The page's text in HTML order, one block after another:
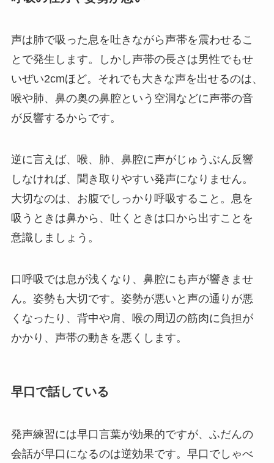
声は肺で吸った息を吐きながら声帯を震わせるこ
とで発生します。しかし声帯の長さは男性でもせ
いぜい2cmほど。それでも大きな声を出せるのは、
喉や肺、鼻の奥の鼻腔という空洞などに声帯の音
が反響するからです。
逆に言えば、喉、肺、鼻腔に声がじゅうぶん反響
しなければ、聞き取りやすい発声になりません。
大切なのは、お腹でしっかり呼吸すること。息を
吸うときは鼻から、吐くときは口から出すことを
意識しましょう。
口呼吸では息が浅くなり、鼻腔にも声が響きませ
ん。姿勢も大切です。姿勢が悪いと声の通りが悪
くなったり、背中や肩、喉の周辺の筋肉に負担が
かかり、声帯の動きを悪くします。
早口で話している
発声練習には早口言葉が効果的ですが、ふだんの
会話が早口になるのは逆効果です。早口でしゃべ